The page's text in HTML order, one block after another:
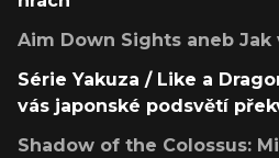
Aim Down Sights aneb
Série Yakuza / Like a
vás japonské podsvětí
Shadow of the Colossus: